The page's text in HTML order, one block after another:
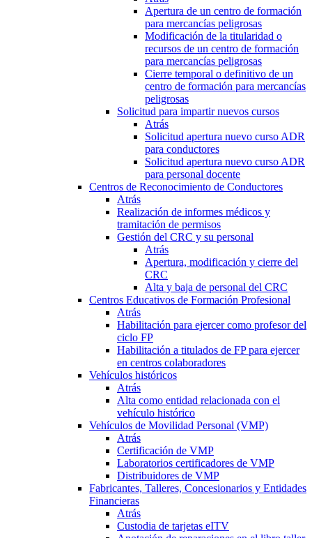
Apertura de un centro de formación
para mercancías peligrosas
Modificación de la titularidad o
recursos de un centro de formación
para mercancías peligrosas
Cierre temporal o definitivo de un
centro de formación para mercancías
peligrosas
Solicitud para impartir nuevos cursos
Atrás
Solicitud apertura nuevo curso ADR
para conductores
Solicitud apertura nuevo curso ADR
para personal docente
Centros de Reconocimiento de Conductores
Atrás
Realización de informes médicos y
tramitación de permisos
Gestión del CRC y su personal
Atrás
Apertura, modificación y cierre del
CRC
Alta y baja de personal del CRC
Centros Educativos de Formación Profesional
Atrás
Habilitación para ejercer como profesor del
ciclo FP
Habilitación a titulados de FP para ejercer
en centros colaboradores
Vehículos históricos
Atrás
Alta como entidad relacionada con el
vehículo histórico
Vehículos de Movilidad Personal (VMP)
Atrás
Certificación de VMP
Laboratorios certificadores de VMP
Distribuidores de VMP
Fabricantes, Talleres, Concesionarios y Entidades
Financieras
Atrás
Custodia de tarjetas eITV